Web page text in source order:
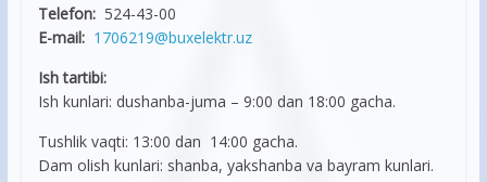
Telefon:524-43-00
E-mail: 1706219@buxelektr.uz
Ish tartibi:
Ish kunlari: dushanba-juma – 9:00 dan 18:00 gacha.
Tushlik vaqti: 13:00 dan 14:00 gacha.
Dam olish kunlari: shanba, yakshanba va bayram kunlari.